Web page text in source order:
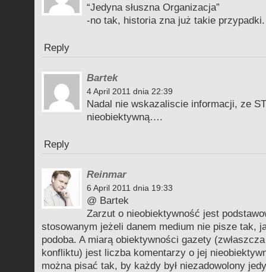
“Jedyna słuszna Organizacja”
-no tak, historia zna już takie przypadki.
Reply
Bartek
4 April 2011 dnia 22:39
Nadal nie wskazaliscie informacji, ze
nieobiektywną….
Reply
Reinmar
6 April 2011 dnia 19:33
@ Bartek
Zarzut o nieobiektywność jest
stosowanym jeżeli danem medium nie pisze tak,
podoba. A miarą obiektywności gazety
konfliktu) jest liczba komentarzy o jej
można pisać tak, by każdy był niezadowolony